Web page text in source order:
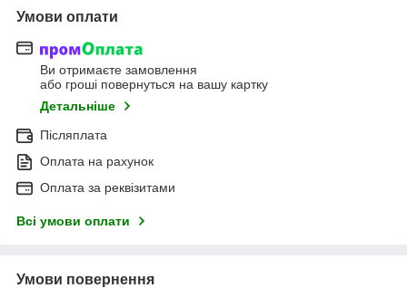
Умови оплати
Ви отримаєте замовлення
або гроші повернуться на вашу картку
Детальніше
Післяплата
Оплата на рахунок
Оплата за реквізитами
Всі умови оплати
Умови повернення